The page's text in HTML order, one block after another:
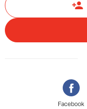
Facebook